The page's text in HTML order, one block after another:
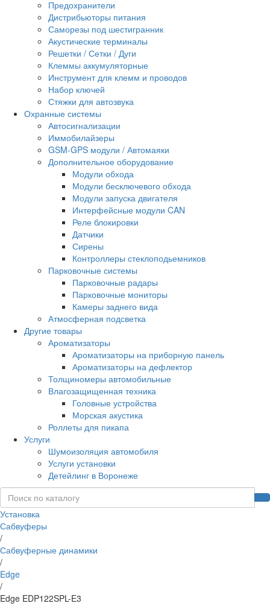
Предохранители
Дистрибьюторы питания
Саморезы под шестигранник
Акустические терминалы
Решетки / Сетки / Дуги
Клеммы аккумуляторные
Инструмент для клемм и проводов
Набор ключей
Стяжки для автозвука
Охранные системы
Автосигнализации
Иммобилайзеры
GSM-GPS модули / Автомаяки
Дополнительное оборудование
Модули обхода
Модули бесключевого обхода
Модули запуска двигателя
Интерфейсные модули CAN
Реле блокировки
Датчики
Сирены
Контроллеры стеклоподьемников
Парковочные системы
Парковочные радары
Парковочные мониторы
Камеры заднего вида
Атмосферная подсветка
Другие товары
Ароматизаторы
Ароматизаторы на приборную панель
Ароматизаторы на дефлектор
Толщиномеры автомобильные
Влагозащищенная техника
Головные устройства
Морская акустика
Роллеты для пикапа
Услуги
Шумоизоляция автомобиля
Услуги установки
Детейлинг в Воронеже
Установка
Сабвуферы
/
Сабвуферные динамики
/
Edge
/
Edge EDP122SPL-E3